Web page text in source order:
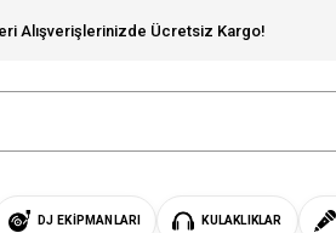
Alışverişlerinizde Ücretsiz Kargo!
DJ EKIPMANLARI KULAKLIKLAR